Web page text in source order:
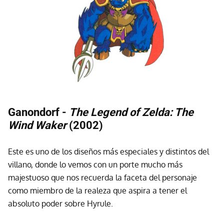
Ganondorf - The Legend of Zelda: The
Wind Waker(2002)
Este es uno de los diseños más especiales y distintos del
villano, donde lo vemos con un porte mucho más
majestuoso que nos recuerda la faceta del personaje
como miembro de la realeza que aspira a tener el
absoluto poder sobre Hyrule.